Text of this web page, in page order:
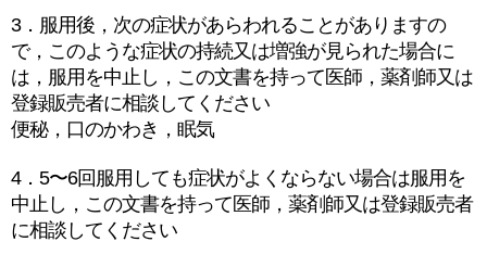
3．服用後，次の症状があらわれることがありますの
で，このような症状の持続又は増強が見られた場合に
は，服用を中止し，この文書を持って医師，薬剤師又は
登録販売者に相談してください
便秘，口のかわき，眠気
4．5〜6回服用しても症状がよくならない場合は服用を
中止し，この文書を持って医師，薬剤師又は登録販売者
に相談してください